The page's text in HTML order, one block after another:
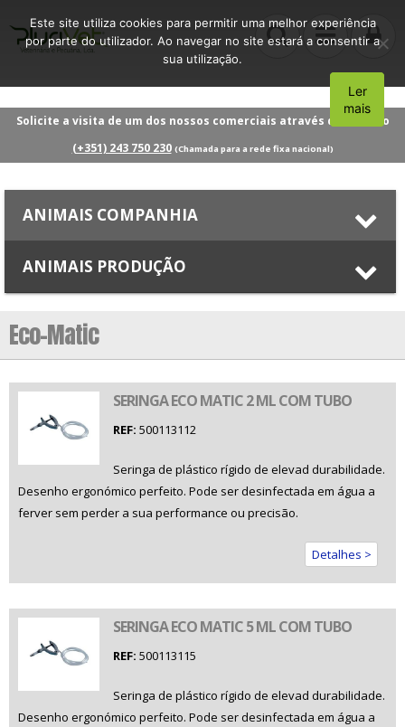
Solicite a visita de um dos nossos comerciais através do número
(+351) 243 750 230 (Chamada para a rede fixa nacional)
ANIMAIS COMPANHIA
ANIMAIS PRODUÇÃO
Eco-Matic
SERINGA ECO MATIC 2 ML COM TUBO
REF: 500113112
Seringa de plástico rígido de elevad durabilidade.
Desenho ergonómico perfeito. Pode ser desinfectada em água a
ferver sem perder a sua performance ou precisão.
Detalhes >
SERINGA ECO MATIC 5 ML COM TUBO
REF: 500113115
Seringa de plástico rígido de elevad durabilidade.
Desenho ergonómico perfeito. Pode ser desinfectada em água a
Este site utiliza cookies para permitir uma melhor experiência
por parte do utilizador. Ao navegar no site estará a consentir a
sua utilização.
Aceito
Ler
mais